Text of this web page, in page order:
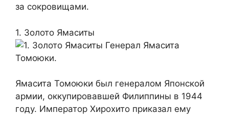
за сокровищами.
1. Золото Ямаситы
Генерал Ямасита
Томоюки.
Ямасита Томоюки был генералом Японской
армии, оккупировавшей Филиппины в 1944
году. Император Хирохито приказал ему